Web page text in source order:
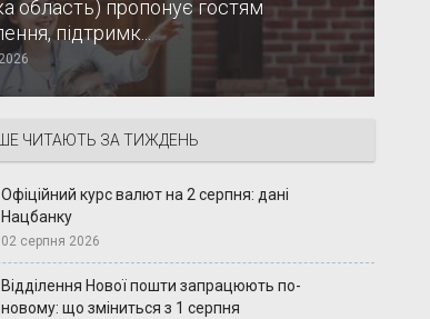
область) пропонує гостям
підтримк...
ЧИТАЮТЬ ЗА ТИЖДЕНЬ
Офіційний курс валют на 2 серпня: дані
Нацбанку
02 серпня 2026
Відділення Нової пошти запрацюють по-
новому: що зміниться з 1 серпня